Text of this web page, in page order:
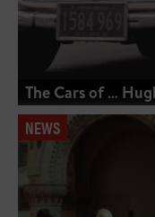
The Cars of …
NEWS